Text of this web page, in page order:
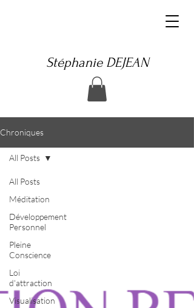
Stéphanie DEJEAN
Chroniques
All Posts
Méditation
Développement
Personnel
Pleine
Conscience
Loi
d'attraction
Visualisation
All Posts